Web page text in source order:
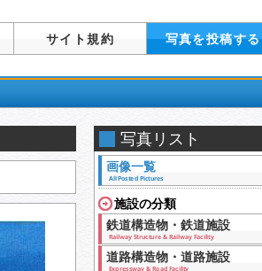
サイト規約 写真を投稿する
写真リスト
画像一覧
All Posted Pictures
施設の分類
鉄道構造物・鉄道施設
Railway Structure & Railway Facility
道路構造物・道路施設
Expressway & Road Facility